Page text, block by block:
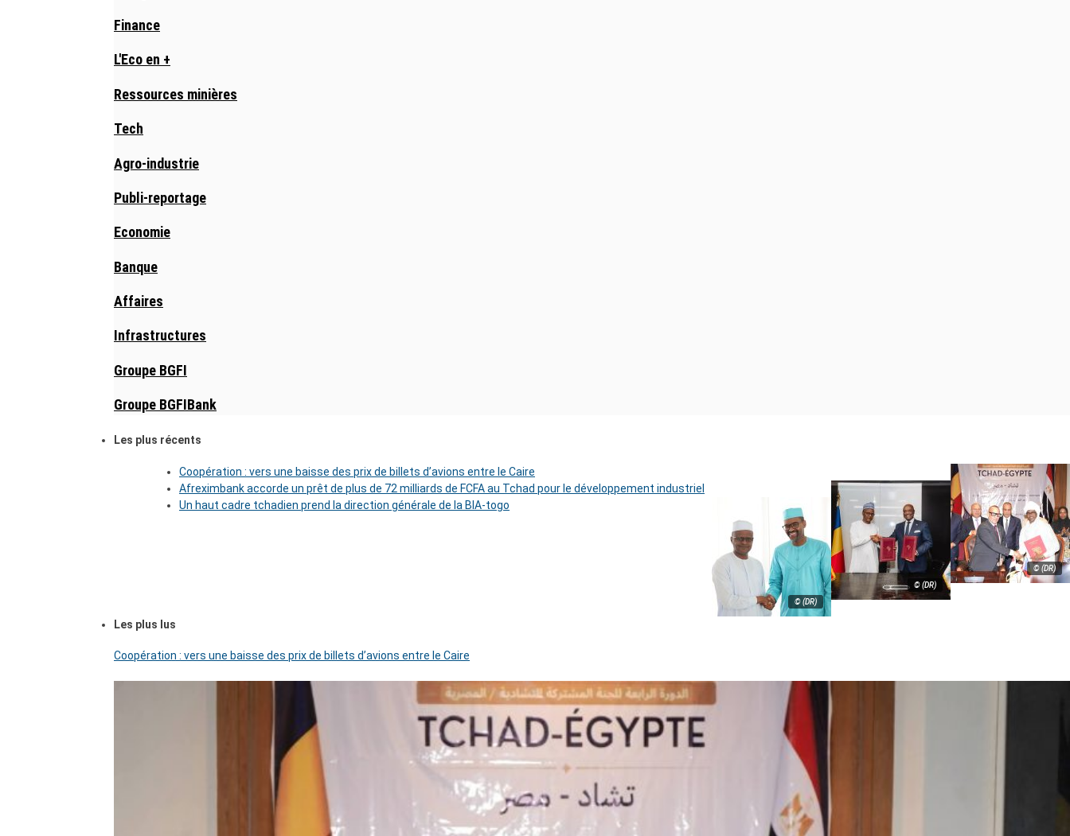
Finance
L'Eco en +
Ressources minières
Tech
Agro-industrie
Publi-reportage
Economie
Banque
Affaires
Infrastructures
Groupe BGFI
Groupe BGFIBank
Les plus récents
© (DR)
Coopération : vers une baisse des prix de billets d’avions entre le Caire
© (DR)
Afreximbank accorde un prêt de plus de 72 milliards de FCFA au Tchad pour le développement industriel
© (DR)
Un haut cadre tchadien prend la direction générale de la BIA-togo
Les plus lus
Coopération : vers une baisse des prix de billets d’avions entre le Caire